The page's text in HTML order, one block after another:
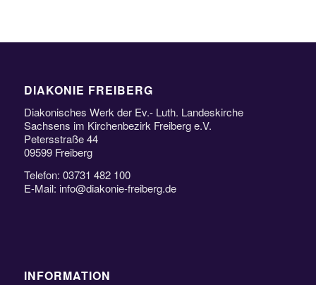
DIAKONIE FREIBERG
Diakonisches Werk der Ev.- Luth. Landeskirche
Sachsens im Kirchenbezirk Freiberg e.V.
Petersstraße 44
09599 Freiberg
Telefon: 03731 482 100
E-Mail: info@diakonie-freiberg.de
INFORMATION